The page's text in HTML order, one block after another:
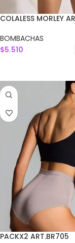
COLALESS MORLEY
BOMBACHAS
$5.510
PACKX2 ART.BR705